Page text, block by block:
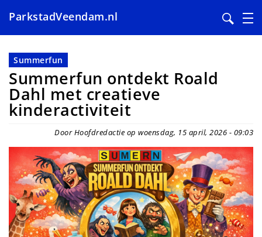
en
naar
de
inhoud
gaan
ParkstadVeendam.nl
Summerfun
Summerfun ontdekt Roald
Dahl met creatieve
kinderactiviteit
Door Hoofdredactie op woensdag, 15 april, 2026 - 09:03